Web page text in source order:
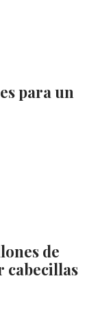
para un
de
cabecillas